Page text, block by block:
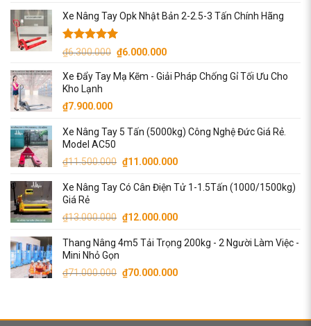
Xe Nâng Tay Opk Nhật Bản 2-2.5-3 Tấn Chính Hãng
Được xếp
5 sao
₫6.300.000 Giá
là:
₫6.000.000Giá
tại
Xe Đẩy Tay Mạ Kẽm - Giải Pháp Chống Gỉ Tối Ưu Cho
Kho Lạnh
₫7.900.000
Xe Nâng Tay 5 Tấn (5000kg) Công Nghệ Đức Giá Rẻ.
Model AC50
₫11.500.000 Giá
là:
₫11.000.000Giá
tại
₫11.000.000.
Xe Nâng Tay Có Cân Điện Tử 1-1.5Tấn (1000/1500kg)
Giá Rẻ
₫13.000.000 Giá
là:
₫12.000.000Giá
tại
₫12.000.000.
Thang Nâng 4m5 Tải Trọng 200kg - 2 Người Làm Việc -
Mini Nhỏ Gọn
₫71.000.000 Giá
₫70.000.000Giá